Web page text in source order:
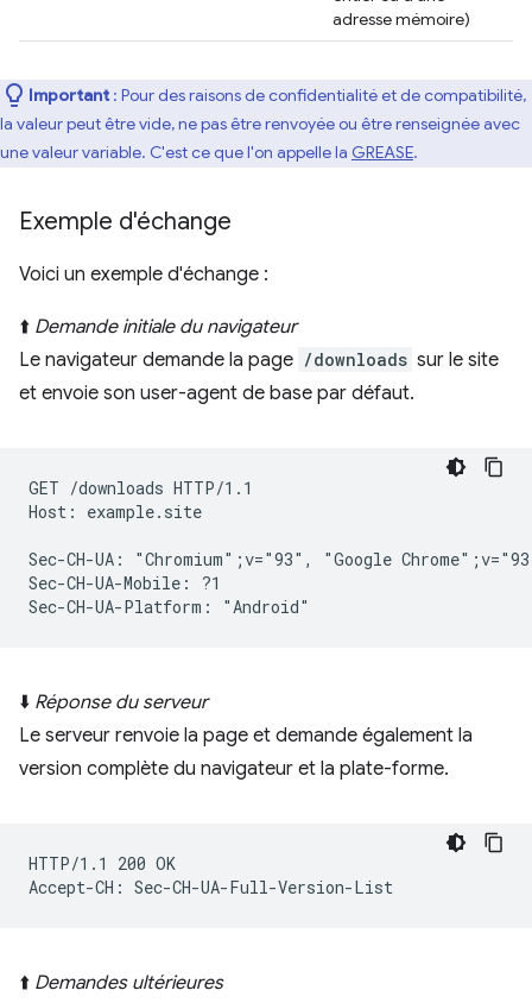
adresse mémoire)
Important : Pour des raisons de confidentialité et de compatibilité,
la valeur peut être vide, ne pas être renvoyée ou être renseignée avec
une valeur variable. C'est ce que l'on appelle la GREASE.
Exemple d'échange
Voici un exemple d'échange :
⬆️ Demande initiale du navigateur
Le navigateur demande la page /downloads sur le site
et envoie son user-agent de base par défaut.
GET /downloads HTTP/1.1
Host: example.site
Sec-CH-UA: "Chromium";v="93", "Google
Sec-CH-UA-Mobile: ?1
⬇️ Réponse du serveur
Le serveur renvoie la page et demande également la
version complète du navigateur et la plate-forme.
HTTP/1.1 200 OK
⬆️ Demandes ultérieures